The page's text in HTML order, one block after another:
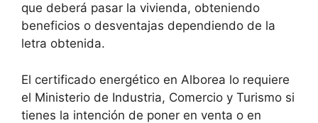
que deberá pasar la vivienda, obteniendo
beneficios o desventajas dependiendo de la
letra obtenida.
El certificado energético en Alborea lo requiere
el Ministerio de Industria, Comercio y Turismo si
tienes la intención de poner en venta o en